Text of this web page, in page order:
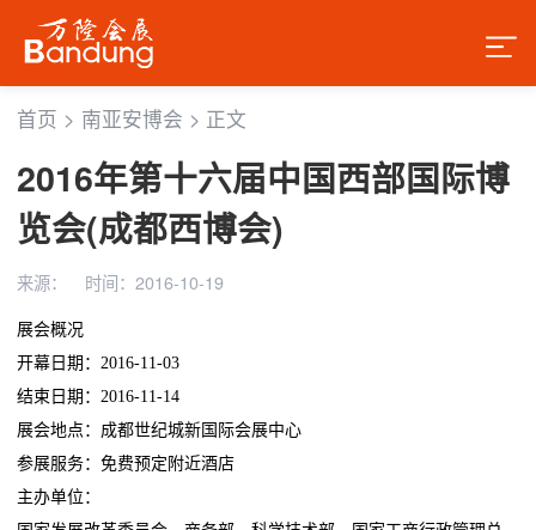
首页 > 南亚安博会 > 正文
2016年第十六届中国西部国际博
览会(成都西博会)
来源： 时间：2016-10-19
展会概况
开幕日期：2016-11-03
结束日期：2016-11-14
展会地点：成都世纪城新国际会展中心
参展服务：免费预定附近酒店
主办单位：